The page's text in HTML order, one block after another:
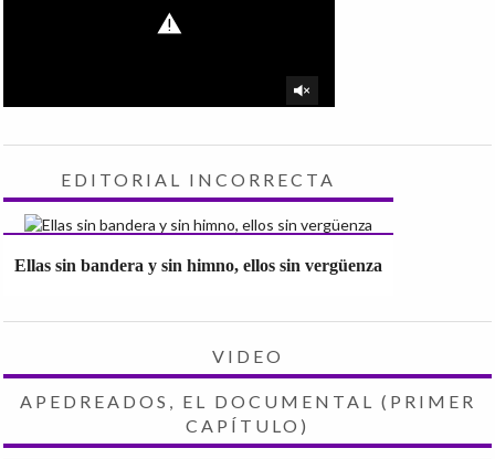
EDITORIAL INCORRECTA
Ellas sin bandera y sin himno, ellos sin vergüenza
VIDEO
APEDREADOS, EL DOCUMENTAL (PRIMER
CAPÍTULO)